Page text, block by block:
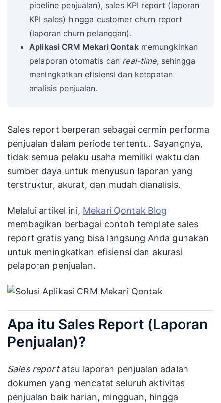
pipeline penjualan), sales KPI report (laporan
KPI sales) hingga customer churn report
(laporan churn pelanggan).
Aplikasi CRM Mekari Qontakmemungkinkan
pelaporan otomatis dan real-time, sehingga
meningkatkan efisiensi dan ketepatan
analisis penjualan.
Sales report berperan sebagai cermin performa
penjualan dalam periode tertentu. Sayangnya,
tidak semua pelaku usaha memiliki waktu dan
sumber daya untuk menyusun laporan yang
terstruktur, akurat, dan mudah dianalisis.
Melalui artikel ini, Mekari Qontak Blog
membagikan berbagai contoh template sales
report gratis yang bisa langsung Anda gunakan
untuk meningkatkan efisiensi dan akurasi
pelaporan penjualan.
Apa itu Sales Report (Laporan
Penjualan)?
Sales reportatau laporan penjualan adalah
dokumen yang mencatat seluruh aktivitas
penjualan baik harian, mingguan, hingga